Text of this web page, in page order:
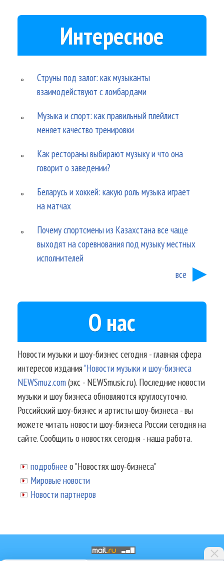
Интересное
Струны под залог: как музыканты
взаимодействуют с ломбардами
Музыка и спорт: как правильный плейлист
меняет качество тренировки
Как рестораны выбирают музыку и что она
говорит о заведении?
Беларусь и хоккей: какую роль музыка играет
на матчах
Почему спортсмены из Казахстана все чаще
выходят на соревнования под музыку местных
исполнителей
все
О нас
Новости музыки и шоу-бизнес сегодня - главная сфера
интересов издания"Новости музыки и шоу-бизнеса
NEWSmuz.com(экс - NEWSmusic.ru). Последние новости
музыки и шоу бизнеса обновляются круглосуточно.
Российский шоу-бизнес и артисты шоу-бизнеса - вы
можете читать новости шоу-бизнеса России сегодня на
сайте. Сообщить о новостях сегодня - наша работа.
подробнее о "Новостях шоу-бизнеса"
Мировые новости
Новости партнеров